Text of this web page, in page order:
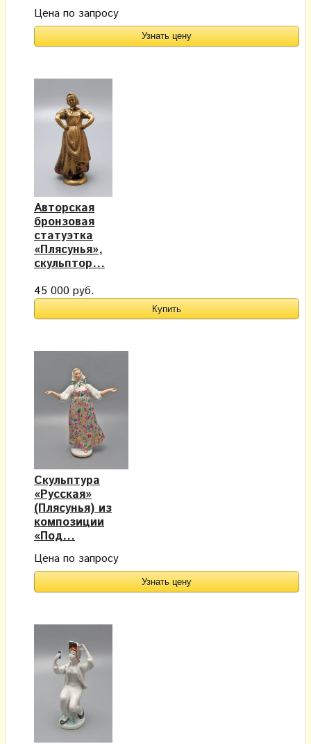
Цена по запросу
Узнать цену
Авторская
бронзовая
статуэтка
«Плясунья»,
скульптор...
45 000 руб.
Скульптура
«Русская»
(Плясунья) из
композиции
«Под...
Цена по запросу
Узнать цену